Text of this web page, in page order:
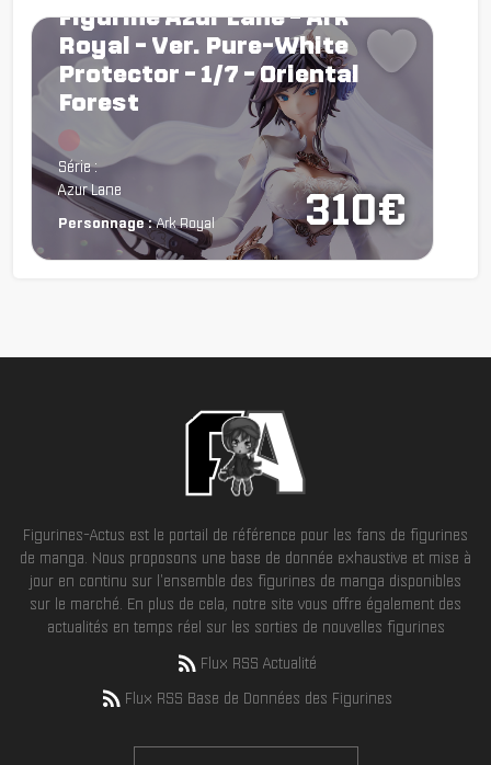
310€
Figurine Azur Lane - Ark
Royal - Ver. Pure-White
Protector - 1/7 - Oriental
Forest
Chargement...
Série :
Azur Lane
Personnage : Ark Royal
Figurines-Actus est le portail de référence pour les fans de figurines
de manga. Nous proposons une base de donnée exhaustive et mise à
jour en continu sur l'ensemble des figurines de manga disponibles
sur le marché. En plus de cela, notre site vous offre également des
actualités en temps réel sur les sorties de nouvelles figurines
Flux RSS Actualité
Flux RSS Base de Données des Figurines